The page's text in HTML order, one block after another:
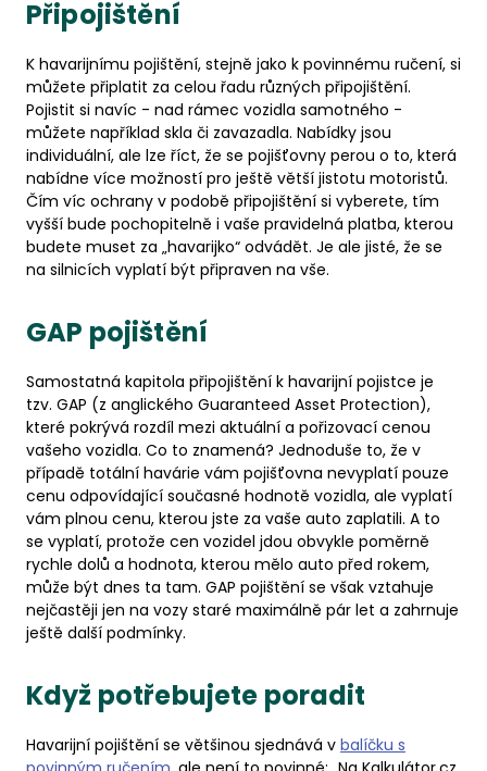
Připojištění
K havarijnímu pojištění, stejně jako k povinnému ručení, si
můžete připlatit za celou řadu různých připojištění.
Pojistit si navíc - nad rámec vozidla samotného -
můžete například skla či zavazadla. Nabídky jsou
individuální, ale lze říct, že se pojišťovny perou o to, která
nabídne více možností pro ještě větší jistotu motoristů.
Čím víc ochrany v podobě připojištění si vyberete, tím
vyšší bude pochopitelně i vaše pravidelná platba, kterou
budete muset za „havarijko“ odvádět. Je ale jisté, že se
na silnicích vyplatí být připraven na vše.
GAP pojištění
Samostatná kapitola připojištění k havarijní pojistce je
tzv. GAP (z anglického Guaranteed Asset Protection),
které pokrývá rozdíl mezi aktuální a pořizovací cenou
vašeho vozidla. Co to znamená? Jednoduše to, že v
případě totální havárie vám pojišťovna nevyplatí pouze
cenu odpovídající současné hodnotě vozidla, ale vyplatí
vám plnou cenu, kterou jste za vaše auto zaplatili. A to
se vyplatí, protože cen vozidel jdou obvykle poměrně
rychle dolů a hodnota, kterou mělo auto před rokem,
může být dnes ta tam. GAP pojištění se však vztahuje
nejčastěji jen na vozy staré maximálně pár let a zahrnuje
ještě další podmínky.
Když potřebujete poradit
Havarijní pojištění se většinou sjednává v balíčku s